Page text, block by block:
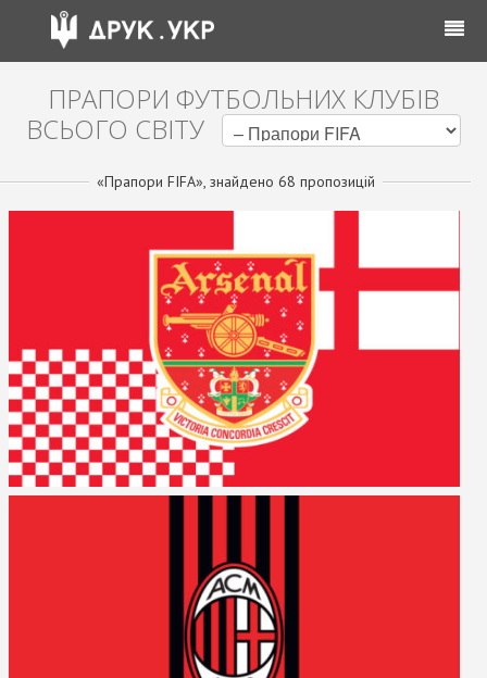
ПРАПОРИ ФУТБОЛЬНИХ КЛУБІВ
ВСЬОГО СВІТУ
«Прапори FIFA», знайдено 68 пропозицій